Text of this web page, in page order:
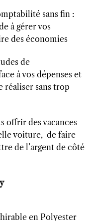
sans fin :
à gérer vos
des économies
de
à vos dépenses et
réaliser sans trop
offrir des vacances
voiture, de faire
de l’argent de côté
en Polyester